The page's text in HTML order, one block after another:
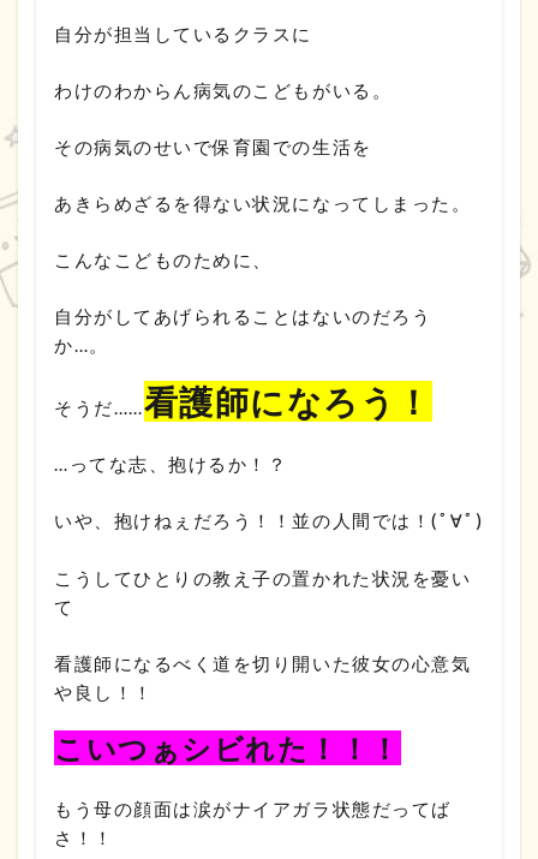
自分が担当しているクラスに
わけのわからん病気のこどもがいる。
その病気のせいで保育園での生活を
あきらめざるを得ない状況になってしまった。
こんなこどものために、
自分がしてあげられることはないのだろう
か…。
そうだ……看護師になろう！
…ってな志、抱けるか！？
いや、抱けねぇだろう！！並の人間では！(ﾟ∀ﾟ)
こうしてひとりの教え子の置かれた状況を憂い
て
看護師になるべく道を切り開いた彼女の心意気
や良し！！
こいつぁシビれた！！！
もう母の顔面は涙がナイアガラ状態だってば
さ！！